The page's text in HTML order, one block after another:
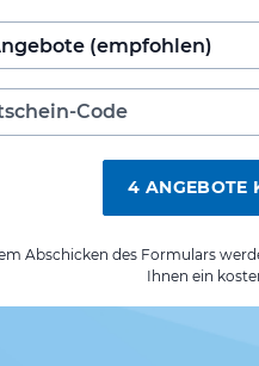
4 ANGEBOTE
Abschicken des Formulars
Ihnen ein